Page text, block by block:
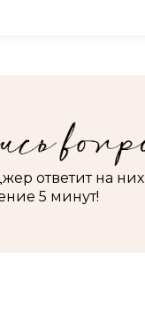
ответит на них
5 минут!